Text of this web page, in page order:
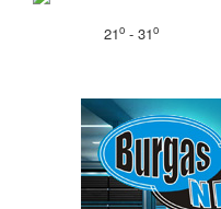
21o- 31o